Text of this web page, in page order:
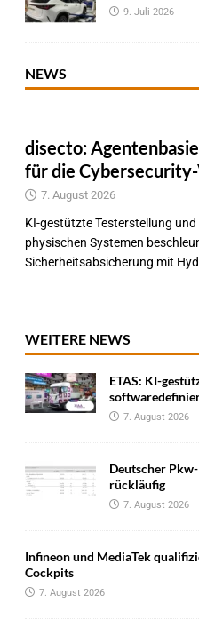
9. Juli 2026
NEWS
disecto:
für die
7. August 2026
KI-gestützte Testerstellung
physischen Systemen
Sicherheitsabsicherung mit
WEITERE NEWS
ETAS: KI-
7. August 2026
Deutscher
rückläufig
7. August 2026
Infineon und MediaTek
Cockpits
7. August 2026